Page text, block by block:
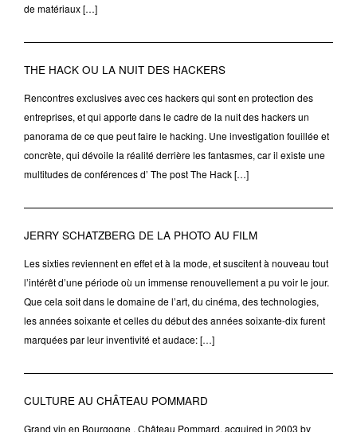
de matériaux […]
THE HACK OU LA NUIT DES HACKERS
Rencontres exclusives avec ces hackers qui sont en protection des
entreprises, et qui apporte dans le cadre de la nuit des hackers un
panorama de ce que peut faire le hacking. Une investigation fouillée et
concrète, qui dévoile la réalité derrière les fantasmes, car il existe une
multitudes de conférences d’ The post The Hack […]
JERRY SCHATZBERG DE LA PHOTO AU FILM
Les sixties reviennent en effet et à la mode, et suscitent à nouveau tout
l’intérêt d’une période où un immense renouvellement a pu voir le jour.
Que cela soit dans le domaine de l’art, du cinéma, des technologies,
les années soixante et celles du début des années soixante-dix furent
marquées par leur inventivité et audace: […]
CULTURE AU CHÂTEAU POMMARD
Grand vin en Bourgogne , Château Pommard, acquired in 2003 by